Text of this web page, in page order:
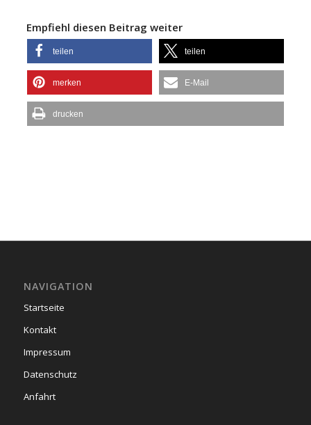
Empfiehl diesen Beitrag weiter
teilen teilen
merken E-Mail
drucken
NAVIGATION
Startseite
Kontakt
Impressum
Datenschutz
Anfahrt